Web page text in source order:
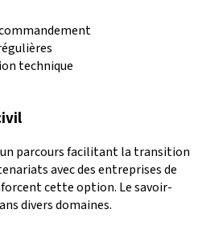
technique
parcours facilitant la transition
avec des entreprises de
cette option. Le savoir-
divers domaines.